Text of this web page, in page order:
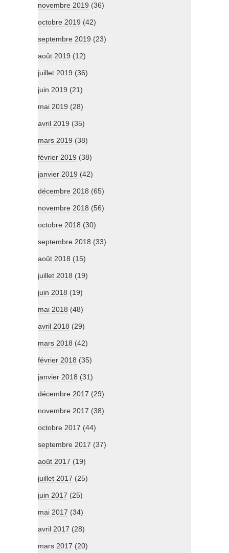
novembre 2019 (36)
octobre 2019 (42)
septembre 2019 (23)
août 2019 (12)
juillet 2019 (36)
juin 2019 (21)
mai 2019 (28)
avril 2019 (35)
mars 2019 (38)
février 2019 (38)
janvier 2019 (42)
décembre 2018 (65)
novembre 2018 (56)
octobre 2018 (30)
septembre 2018 (33)
août 2018 (15)
juillet 2018 (19)
juin 2018 (19)
mai 2018 (48)
avril 2018 (29)
mars 2018 (42)
février 2018 (35)
janvier 2018 (31)
décembre 2017 (29)
novembre 2017 (38)
octobre 2017 (44)
septembre 2017 (37)
août 2017 (19)
juillet 2017 (25)
juin 2017 (25)
mai 2017 (34)
avril 2017 (28)
mars 2017 (20)